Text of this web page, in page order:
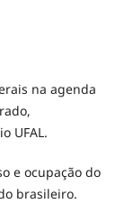
na agenda
UFAL.
e ocupação do
brasileiro.